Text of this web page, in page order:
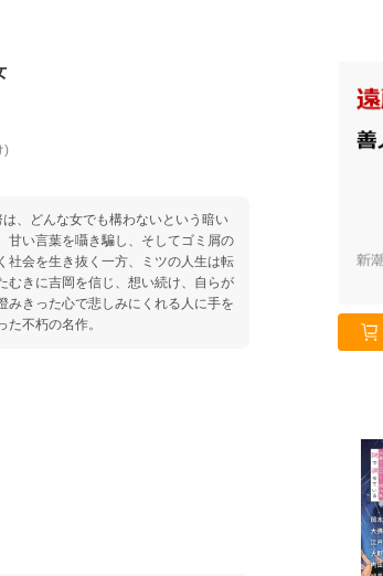
)
、どんな女でも構わないという暗い
甘い言葉を囁き騙し、そしてゴミ屑の
社会を生き抜く一方、ミツの人生は転
むきに吉岡を信じ、想い続け、自らが
みきった心で悲しみにくれる人に手を
不朽の名作。